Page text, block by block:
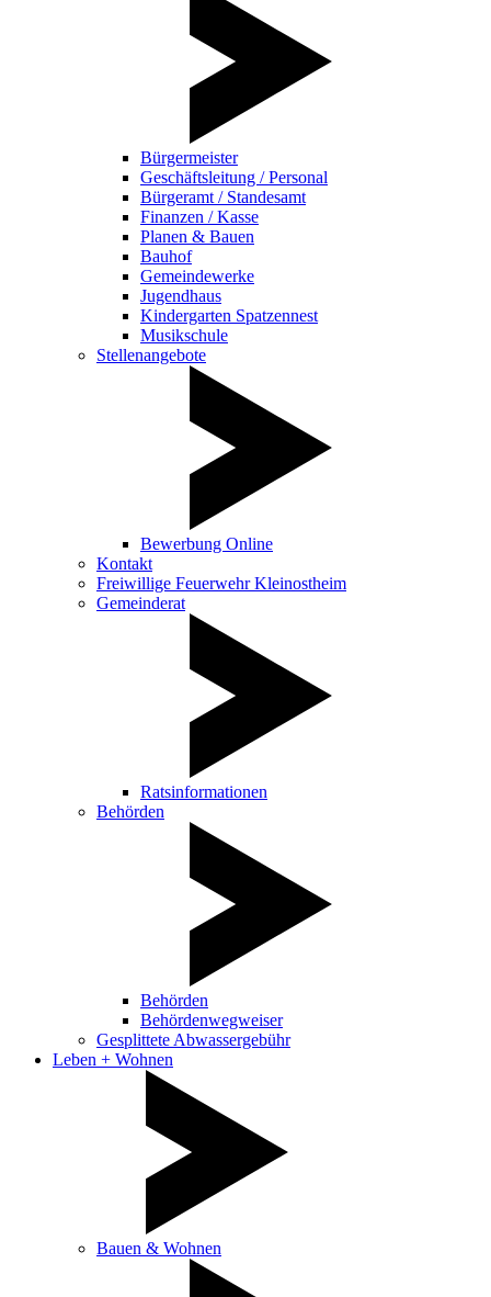
Bürgermeister
Geschäftsleitung / Personal
Bürgeramt / Standesamt
Finanzen / Kasse
Planen & Bauen
Bauhof
Gemeindewerke
Jugendhaus
Kindergarten Spatzennest
Musikschule
Stellenangebote
Bewerbung Online
Kontakt
Freiwillige Feuerwehr Kleinostheim
Gemeinderat
Ratsinformationen
Behörden
Behörden
Behördenwegweiser
Gesplittete Abwassergebühr
Leben + Wohnen
Bauen & Wohnen